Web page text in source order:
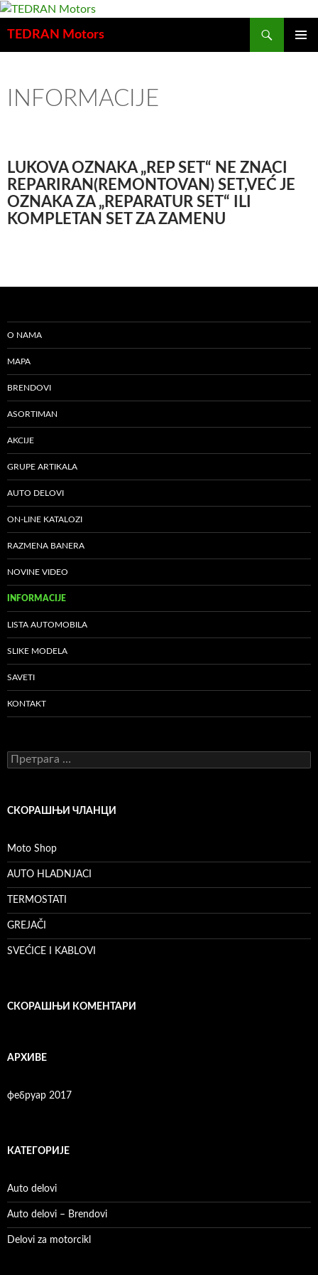
TEDRAN Motors
INFORMACIJE
LUKOVA OZNAKA „REP SET“ NE ZNACI
REPARIRAN(REMONTOVAN) SET,VEĆ JE
OZNAKA ZA „REPARATUR SET“ ILI
KOMPLETAN SET ZA ZAMENU
O NAMA
MAPA
BRENDOVI
ASORTIMAN
AKCIJE
GRUPE ARTIKALA
AUTO DELOVI
ON-LINE KATALOZI
RAZMENA BANERA
NOVINE VIDEO
INFORMACIJE
LISTA AUTOMOBILA
SLIKE MODELA
SAVETI
KONTAKT
Претрага
за:
СКОРАШЊИ ЧЛАНЦИ
Moto Shop
AUTO HLADNJACI
TERMOSTATI
GREJAČI
SVEĆICE I KABLOVI
СКОРАШЊИ КОМЕНТАРИ
АРХИВЕ
фебруар 2017
КАТЕГОРИЈЕ
Auto delovi
Auto delovi – Brendovi
Delovi za motorcikl